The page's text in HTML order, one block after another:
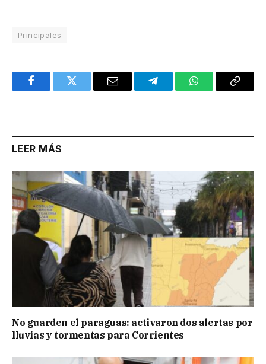
Principales
FacebookTwitter Email TelegramWhatsAppCopy
LEER MÁS
No guarden el paraguas: activaron dos alertas por
lluvias y tormentas para Corrientes